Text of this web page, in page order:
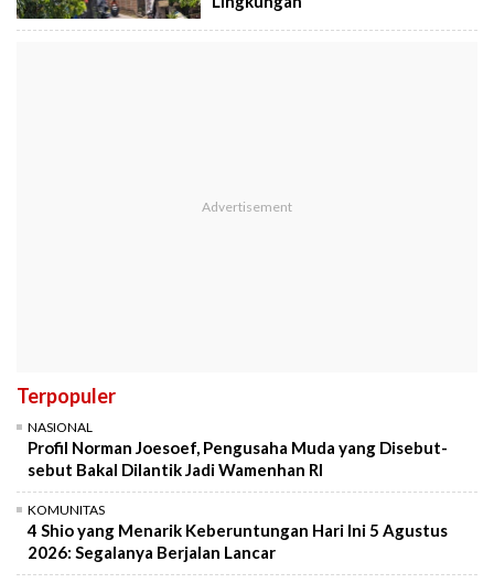
Terpopuler
NASIONAL
Profil Norman Joesoef, Pengusaha Muda yang Disebut-
sebut Bakal Dilantik Jadi Wamenhan RI
KOMUNITAS
4 Shio yang Menarik Keberuntungan Hari Ini 5 Agustus
2026: Segalanya Berjalan Lancar